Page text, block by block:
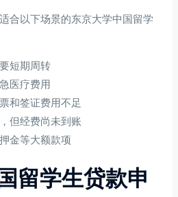
合以下场景的东京大学中国留学
短期周转
医疗费用
和签证费用不足
但经费尚未到账
金等大额款项
留学生贷款申